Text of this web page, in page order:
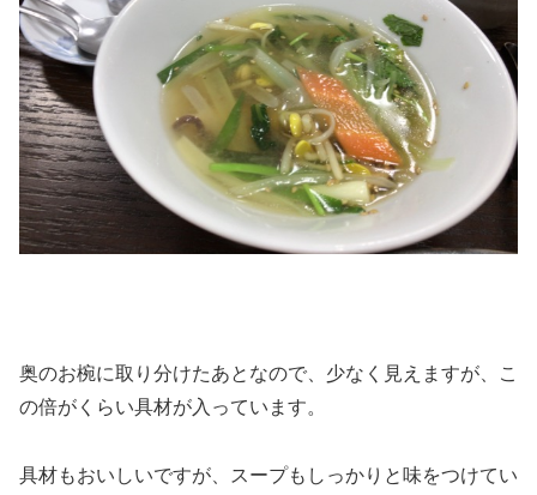
奥のお椀に取り分けたあとなので、少なく見えますが、こ
の倍がくらい具材が入っています。
具材もおいしいですが、スープもしっかりと味をつけてい